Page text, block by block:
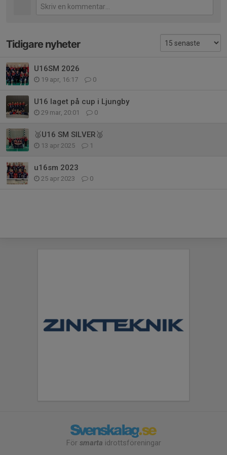
Tidigare nyheter
U16SM 2026
19 apr, 16:17 0
U16 laget på cup i Ljungby
29 mar, 20:01 0
🥈U16 SM SILVER🥈
13 apr 2025 1
u16sm 2023
25 apr 2023 0
För smarta idrottsföreningar